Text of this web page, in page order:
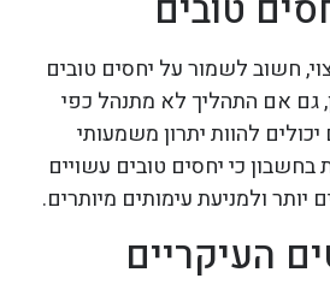
חשוב לשמור על יחסים טובים
אם התהליך לא מתנהל כפי
להוות יתרון משמעותי
כי יחסים טובים עשויים
יותר ולמניעת עימותים מיותרים.
העיקריים